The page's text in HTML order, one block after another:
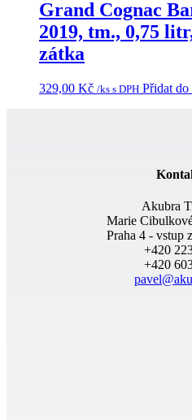
Grand Cognac
2019, tm., 0,75
zátka
329,00 Kč /ks s DPH Přidat do
Akubra
Marie
Praha 4 - vstup
+420
+420